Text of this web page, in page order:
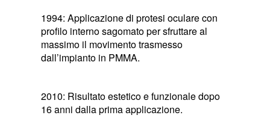
1994: Applicazione di protesi oculare con
profilo interno sagomato per sfruttare al
massimo il movimento trasmesso
dall’impianto in PMMA.
2010: Risultato estetico e funzionale dopo
16 anni dalla prima applicazione.